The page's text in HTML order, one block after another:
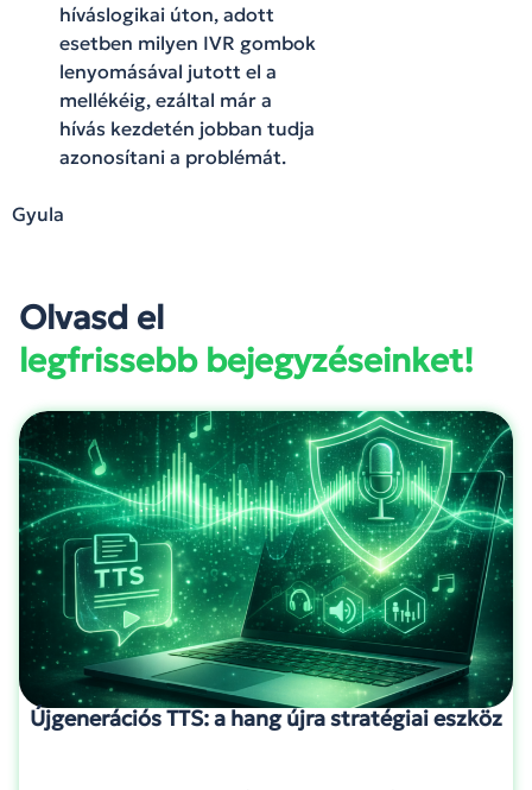
híváslogikai úton, adott
esetben milyen IVR gombok
lenyomásával jutott el a
mellékéig, ezáltal már a
hívás kezdetén jobban tudja
azonosítani a problémát.
Gyula
Olvasd el
legfrissebb bejegyzéseinket!
Újgenerációs TTS: a hang újra stratégiai eszköz